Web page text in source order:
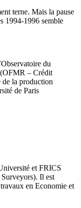
terne. Mais la pause
1994-1996 semble
du
(OFMR – Crédit
la production
de Paris
et FRICS
Il est
en Economie et